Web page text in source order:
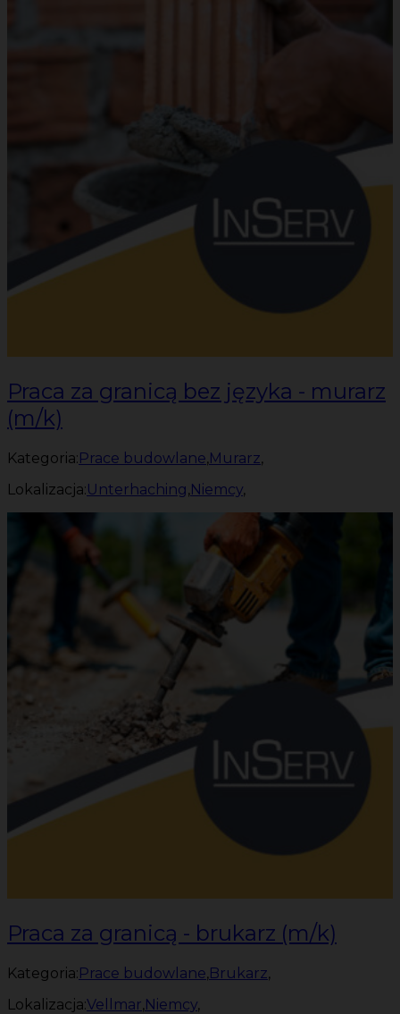
Praca za granicą bez języka - murarz
(m/k)
Kategoria:Prace budowlane,Murarz,
Lokalizacja:Unterhaching,Niemcy,
Praca za granicą - brukarz (m/k)
Kategoria:Prace budowlane,Brukarz,
Lokalizacja:Vellmar,Niemcy,